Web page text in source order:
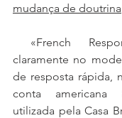
mudança de doutrina
«French
claramente no
de resposta rápida,
conta americana
utilizada pela Casa